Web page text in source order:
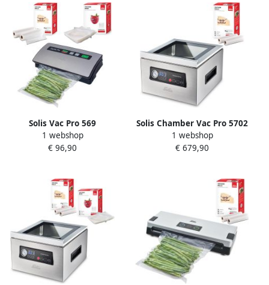
van Voedsel
Solis Vac Pro 569
Vacumeermachine Vacuum
Sealer Vacuummachine met
50 Vacuumzakken 20 x 30
cm
1 webshop
€ 96,90
Solis Chamber Vac Pro 5702
Vacumeermachine + 2
Vacuümrollen (20 x 600 cm)
1 webshop
€ 679,90